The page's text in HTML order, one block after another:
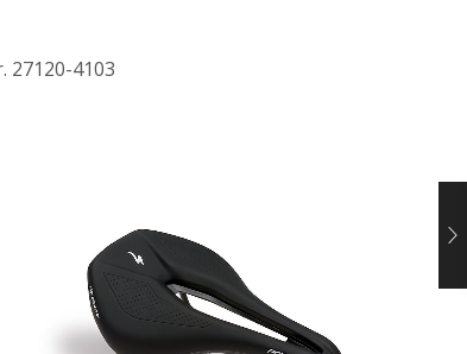
4103